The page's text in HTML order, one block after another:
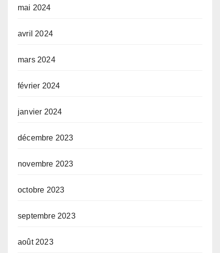
mai 2024
avril 2024
mars 2024
février 2024
janvier 2024
décembre 2023
novembre 2023
octobre 2023
septembre 2023
août 2023